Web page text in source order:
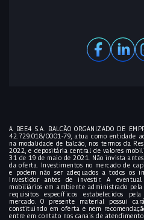
A BEE4 S.A. BALCÃO ORGANIZADO DE
42.729.018/0001-79, atua como entidade
na modalidade de balcão, nos termos da
2022, e depositária central de valores
31 de 19 de maio de 2021. Não invista
da oferta. Investimentos no mercado de
e podem não ser adequados a todos os
Investidor antes de investir. A
mobiliários em ambiente administrado
requisitos específicos estabelecidos
mercado. O presente material possui
constituindo em oferta e nem
entre em contato nos canais de